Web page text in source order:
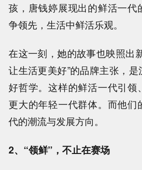
孩，唐钱婷展现出的鲜活一代
争领先，生活中鲜活乐观。
在这一刻，她的故事也映照出
让生活更美好”的品牌主张，
好哲学。这样的鲜活一代引领
更大的年轻一代群体。而他们
代的潮流与发展方向。
2、“领鲜”，不止在赛场